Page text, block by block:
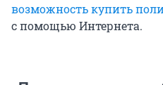
возможность купить
с помощью Интернета.